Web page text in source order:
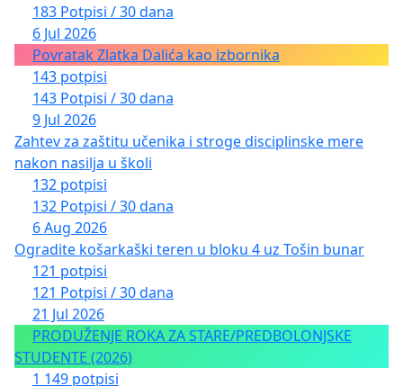
183 Potpisi / 30 dana
6 Jul 2026
Povratak Zlatka Dalića kao izbornika
143 potpisi
143 Potpisi / 30 dana
9 Jul 2026
Zahtev za zaštitu učenika i stroge disciplinske mere
nakon nasilja u školi
132 potpisi
132 Potpisi / 30 dana
6 Aug 2026
Ogradite košarkaški teren u bloku 4 uz Tošin bunar
121 potpisi
121 Potpisi / 30 dana
21 Jul 2026
PRODUŽENJE ROKA ZA STARE/PREDBOLONJSKE
STUDENTE (2026)
1 149 potpisi